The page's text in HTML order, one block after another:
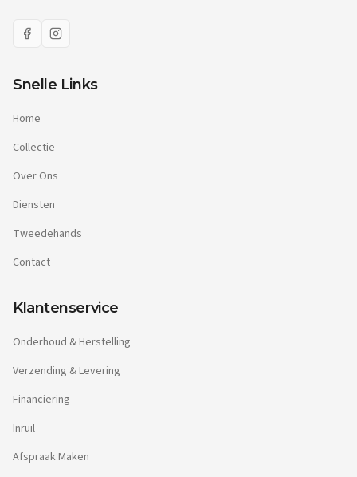
Snelle Links
Home
Collectie
Over Ons
Diensten
Tweedehands
Contact
Klantenservice
Onderhoud & Herstelling
Verzending & Levering
Financiering
Inruil
Afspraak Maken